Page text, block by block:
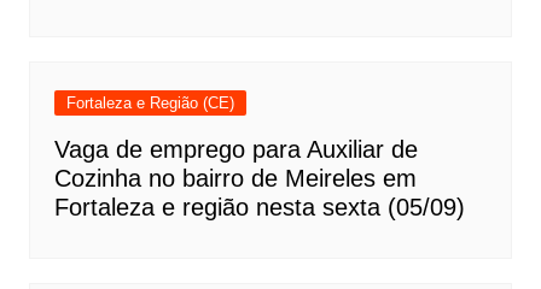
Fortaleza e Região (CE)
Vaga de emprego para Auxiliar de
Cozinha no bairro de Meireles em
Fortaleza e região nesta sexta (05/09)